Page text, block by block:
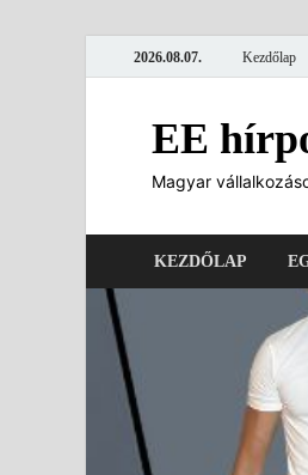
2026.08.07. Kezdőlap
EE
Magyar
KEZDŐLAP